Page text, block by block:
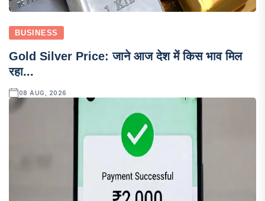
BUSINESS
Gold Silver Price: जाने आज देश में किस भाव मिल
रहा...
08 AUG, 2026